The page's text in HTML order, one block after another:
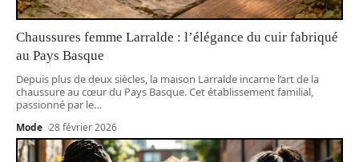
Chaussures femme Larralde : l’élégance du cuir fabriqué
au Pays Basque
Depuis plus de deux siècles, la maison Larralde incarne l’art de la
chaussure au cœur du Pays Basque. Cet établissement familial,
passionné par le…
Mode 28 février 2026